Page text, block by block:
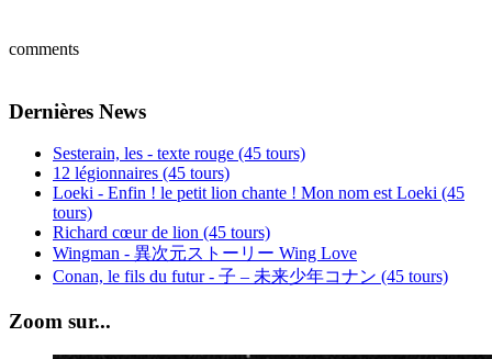
comments
Dernières News
Sesterain, les - texte rouge (45 tours)
12 légionnaires (45 tours)
Loeki - Enfin ! le petit lion chante ! Mon nom est Loeki (45
tours)
Richard cœur de lion (45 tours)
Wingman - 異次元ストーリー Wing Love
Conan, le fils du futur - 子 – 未来少年コナン (45 tours)
Zoom sur...